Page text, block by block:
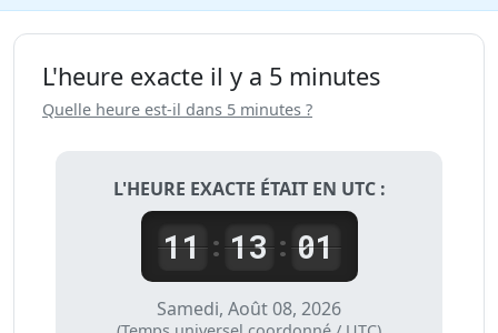
L'heure exacte il y a 5 minutes
Quelle heure est-il dans 5 minutes ?
L'HEURE EXACTE ÉTAIT EN UTC :
11: 13: 01
Samedi, Août 08, 2026